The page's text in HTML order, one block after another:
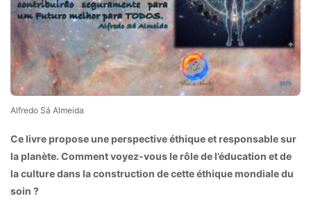
Alfredo Sá Almeida
Ce livre propose une perspective éthique et responsable sur
la planète. Comment voyez-vous le rôle de l’éducation et de
la culture dans la construction de cette éthique mondiale du
soin ?